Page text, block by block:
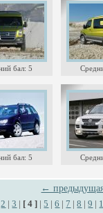
бал: 5
бал: 5
←
2 |3 | [ 4 ] |5 |6 | 7 |8 |9 |